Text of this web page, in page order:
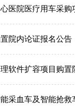
医院医疗用车采购
院内论证报名公告
软件扩容项目购置
采血车及智能抢